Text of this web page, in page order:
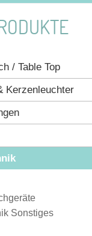
/ Table Top
Kerzenleuchter
Sonstiges